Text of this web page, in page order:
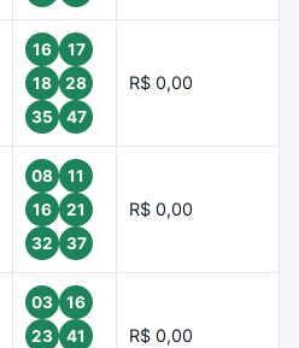
16
17
18
28
35
47
R$ 0,00
08
11
16
21
32
37
R$ 0,00
03
16
23
41
R$ 0,00